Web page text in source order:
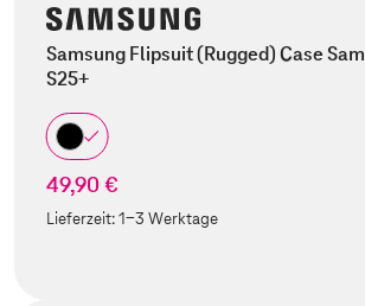
Samsung Flipsuit (Rugged) Case
S25+
49,90 €
Lieferzeit:1-3 Werktage